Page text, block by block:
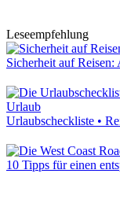
Leseempfehlung
Sicherheit auf
Urlaubscheckliste •
10 Tipps für einen